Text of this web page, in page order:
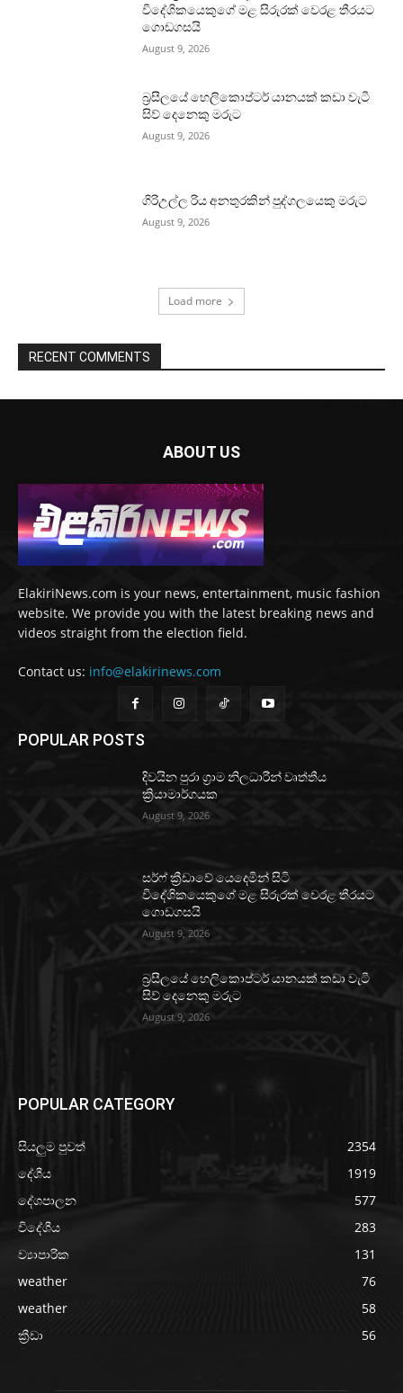
විදේශිකයෙකුගේ මළ සිරුරක් වෙරළ තීරයට
ගොඩගසයි
August 9, 2026
බ්‍රසීලයේ හෙලිකොප්ටර් යානයක් කඩා වැටී
සිව් දෙනෙකු මරුට
August 9, 2026
ගිරිඋල්ල රිය අනතුරකින් පුද්ගලයෙකු මරුට
August 9, 2026
Load more
RECENT COMMENTS
ABOUT US
ElakiriNews.com is your news, entertainment, music fashion
website. We provide you with the latest breaking news and
videos straight from the election field.
Contact us: info@elakirinews.com
POPULAR POSTS
දිවයින පුරා ග්‍රාම නිලධාරීන් වෘත්තීය
ක්‍රියාමාර්ගයක
August 9, 2026
සර්ෆ් ක්‍රීඩාවේ යෙදෙමින් සිටි
විදේශිකයෙකුගේ මළ සිරුරක් වෙරළ තීරයට
ගොඩගසයි
August 9, 2026
බ්‍රසීලයේ හෙලිකොප්ටර් යානයක් කඩා වැටී
සිව් දෙනෙකු මරුට
August 9, 2026
POPULAR CATEGORY
සියලුම පුවත්
2354
දේශීය
1919
දේශපාලන
577
විදේශීය
283
ව්‍යාපාරික
131
weather
76
weather
58
ක්‍රීඩා
56